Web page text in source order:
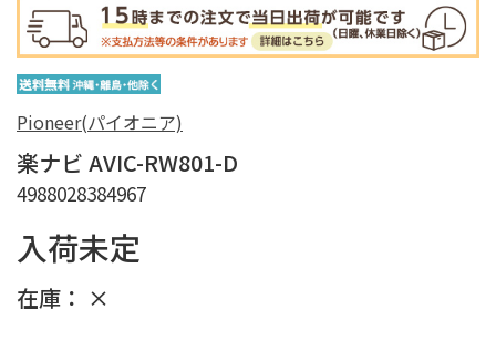
Pioneer(パイオニア)
楽ナビ AVIC-RW801-D
4988028384967
入荷未定
在庫： ×